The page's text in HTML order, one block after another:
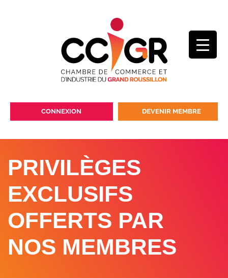
CONNEXION DEVENIR MEMBRE
PRIVILÈGES
EXCLUSIFS
OFFERTS PAR
NOS MEMBRES